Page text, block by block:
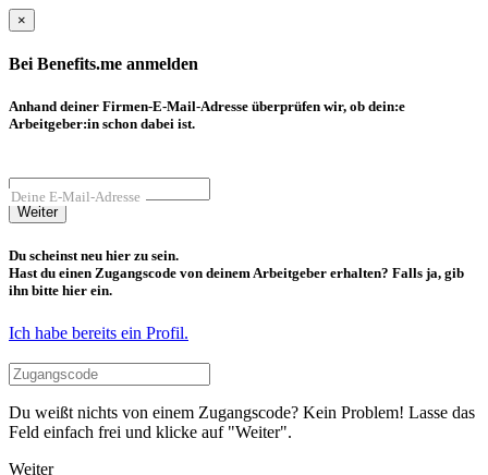
×
Bei Benefits.me anmelden
Anhand deiner Firmen-E-Mail-Adresse überprüfen wir, ob dein:e
Arbeitgeber:in schon dabei ist.
Deine E-Mail-Adresse
Weiter
Du scheinst neu hier zu sein.
Hast du einen Zugangscode von deinem Arbeitgeber erhalten? Falls ja, gib
ihn bitte hier ein.
Ich habe bereits ein Profil.
Du weißt nichts von einem Zugangscode? Kein Problem! Lasse das
Feld einfach frei und klicke auf "Weiter".
Weiter